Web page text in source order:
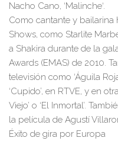
Nacho Cano, ‘Malinche‘.
Como cantante y
Shows, como Starlite
a Shakira durante de la
Awards (EMAS) de 2010.
televisión como ‘Águila
‘Cupido’, en RTVE, y en
Viejo’ o ‘El Inmortal’.
la película de Agustí
Éxito de gira por Europa